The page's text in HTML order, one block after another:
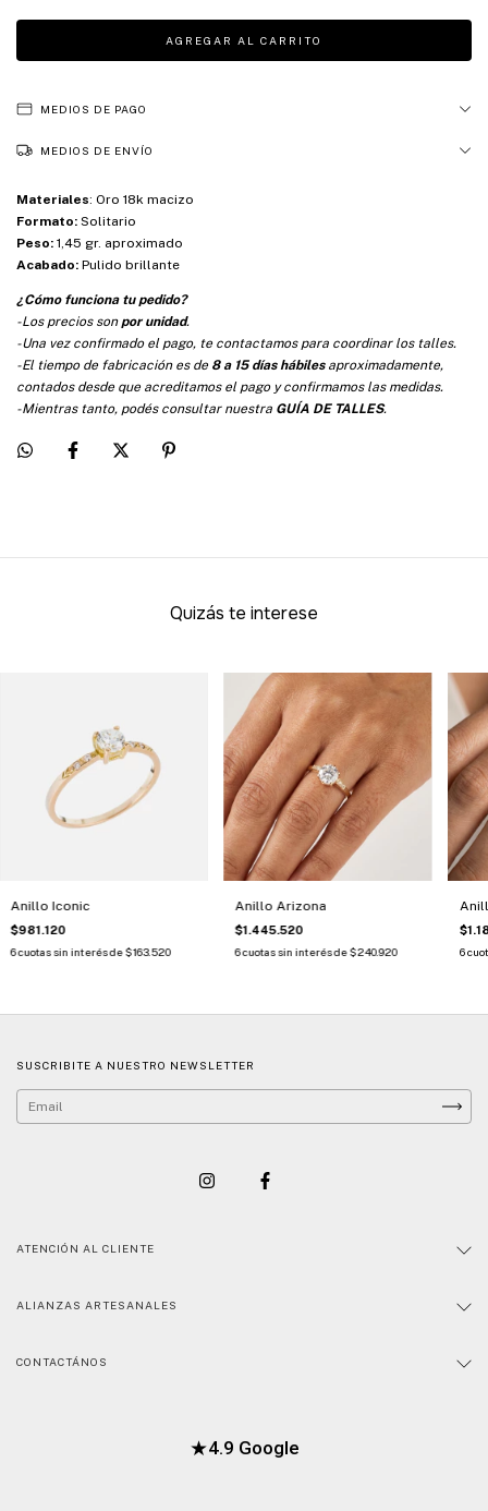
MEDIOS DE PAGO
MEDIOS DE ENVÍO
Materiales: Oro 18k macizo
Formato: Solitario
Peso: 1,45 gr. aproximado
Acabado: Pulido brillante
¿Cómo funciona tu pedido?
-Los precios sonpor unidad.
-Una vez confirmado el pago, te contactamos para coordinar los talles.
-El tiempo de fabricación es de 8 a 15 días hábilesaproximadamente,
contados desde que acreditamos el pago y confirmamos las medidas.
-Mientras tanto, podés consultar nuestra GUÍA DE TALLES.
Quizás te interese
Anillo Iconic
$981.120
6cuotas sin interés de$163.520
Anillo Arizona
$1.445.520
6cuotas sin interés de$240.920
6
SUSCRIBITE A NUESTRO NEWSLETTER
ATENCIÓN AL CLIENTE
ALIANZAS ARTESANALES
CONTACTÁNOS
★4.9 Google